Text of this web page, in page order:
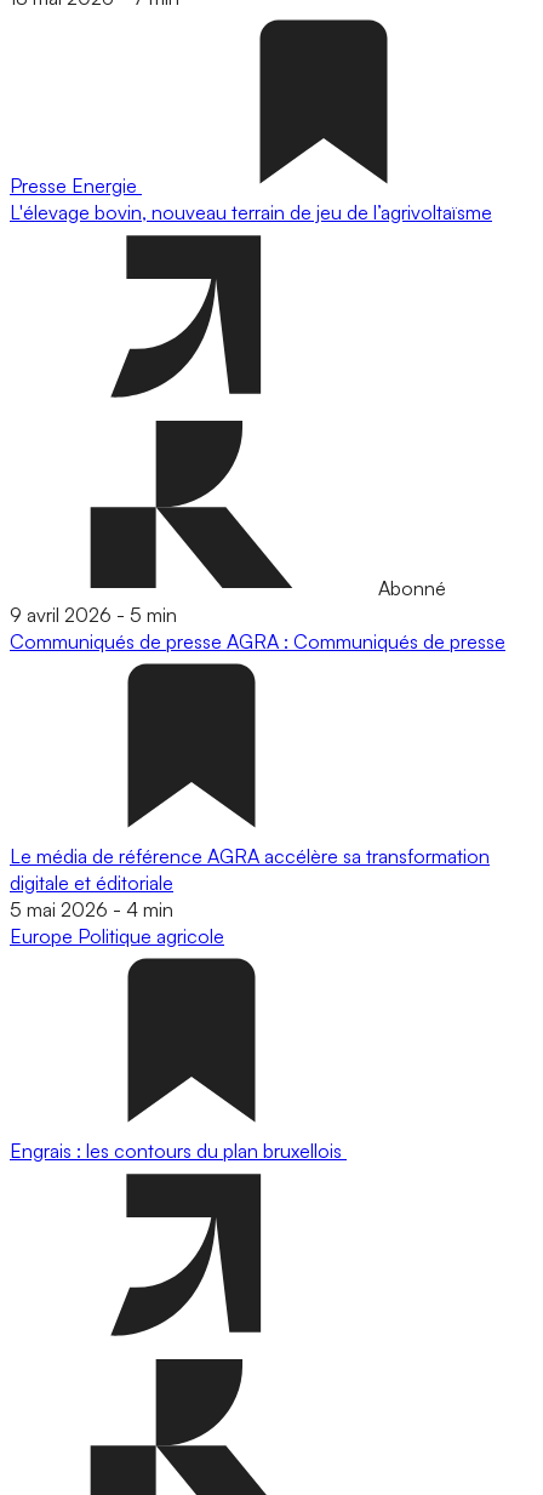
Presse Energie
L'élevage bovin, nouveau terrain de jeu de l’agrivoltaïsme
Abonné
9 avril 2026 - 5 min
Communiqués de presse AGRA : Communiqués de presse
Le média de référence AGRA accélère sa transformation
digitale et éditoriale
5 mai 2026 - 4 min
Europe Politique agricole
Engrais : les contours du plan bruxellois